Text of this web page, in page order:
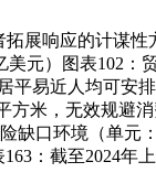
响应的计谋性
元）图表102
易近人均可安
米，无效规避
口环境（单元
：截至2024年